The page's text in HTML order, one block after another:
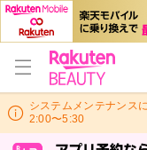
システムメンテナンス
2:00〜5:30